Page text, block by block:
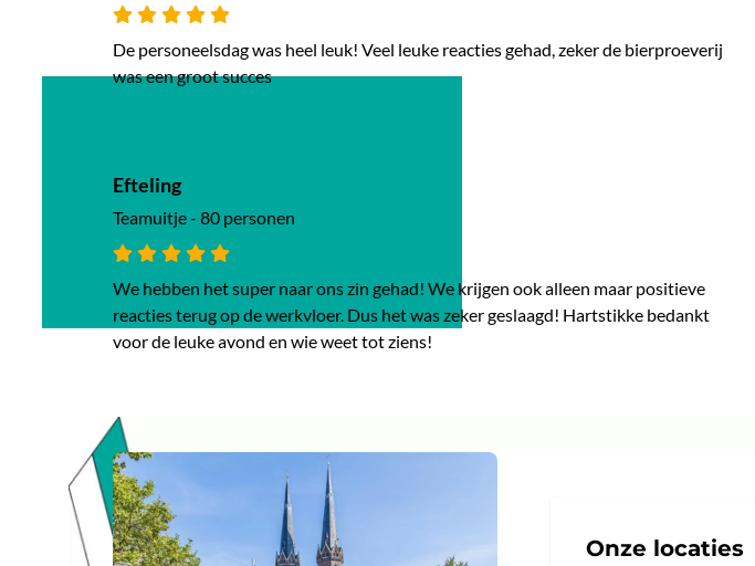
De personeelsdag was heel leuk! Veel leuke reacties gehad, zeker de bierproeverij
was een groot succes
Efteling
Teamuitje - 80 personen
We hebben het super naar ons zin gehad! We krijgen ook alleen maar positieve
reacties terug op de werkvloer. Dus het was zeker geslaagd! Hartstikke bedankt
voor de leuke avond en wie weet tot ziens!
Onze locaties